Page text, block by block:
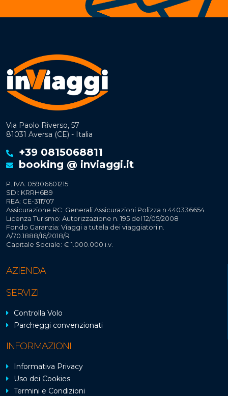
Via Paolo Riverso, 57
81031 Aversa (CE) - Italia
+39 0815068811
booking @ inviaggi.it
P. IVA: 05906601215
SDI: KRRH6B9
REA: CE-311707
Assicurazione RC: Generali Assicurazioni Polizza n.440336654
Licenza Turismo: Autorizzazione n. 195 del 12/05/2008
Fondo Garanzia: Viaggi a tutela dei viaggiatori n.
A/70.1888/16/2018/R
Capitale Sociale: € 1.000.000 i.v.
AZIENDA
SERVIZI
Controlla Volo
Parcheggi convenzionati
INFORMAZIONI
Informativa Privacy
Uso dei Cookies
Termini e Condizioni